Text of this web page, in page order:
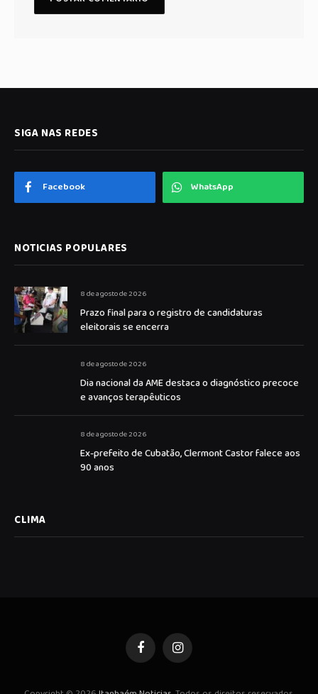
SIGA NAS REDES
Facebook WhatsApp
NOTICIAS POPULARES
8 de agosto de 2026
Prazo final para o registro de candidaturas
eleitorais se encerra
8 de agosto de 2026
Dia nacional da AME destaca o diagnóstico precoce
e avanços terapêuticos
8 de agosto de 2026
Ex-prefeito de Cubatão, Clermont Castor falece aos
90 anos
CLIMA
FacebookInstagram